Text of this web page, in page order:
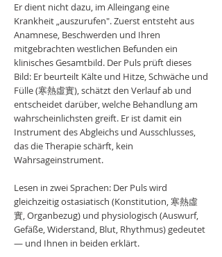
Er dient nicht dazu, im Alleingang eine
Krankheit „auszurufen". Zuerst entsteht aus
Anamnese, Beschwerden und Ihren
mitgebrachten westlichen Befunden ein
klinisches Gesamtbild. Der Puls prüft dieses
Bild: Er beurteilt Kälte und Hitze, Schwäche und
Fülle (寒熱虛實), schätzt den Verlauf ab und
entscheidet darüber, welche Behandlung am
wahrscheinlichsten greift. Er ist damit ein
Instrument des Abgleichs und Ausschlusses,
das die Therapie schärft, kein
Wahrsageinstrument.
Lesen in zwei Sprachen: Der Puls wird
gleichzeitig ostasiatisch (Konstitution, 寒熱虛
實, Organbezug) und physiologisch (Auswurf,
Gefäße, Widerstand, Blut, Rhythmus) gedeutet
— und Ihnen in beiden erklärt.